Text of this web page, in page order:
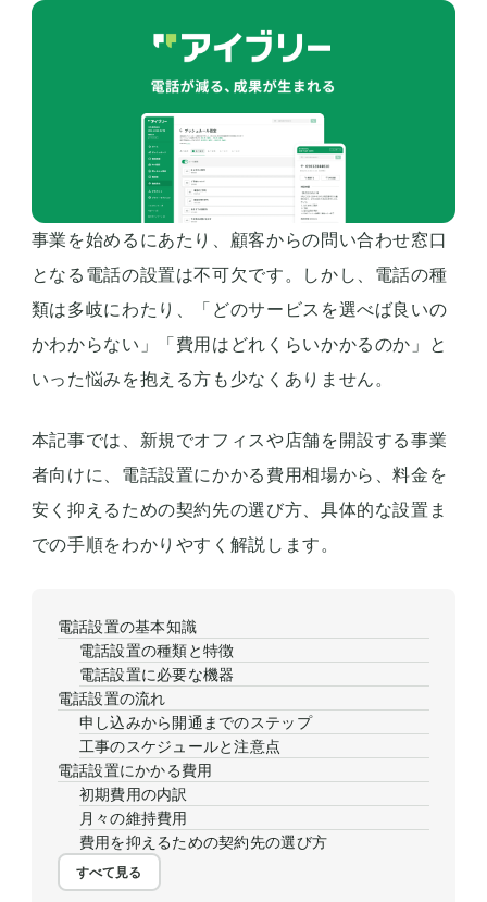
事業を始めるにあたり、顧客からの問い合わせ窓口
となる電話の設置は不可欠です。しかし、電話の種
類は多岐にわたり、「どのサービスを選べば良いの
かわからない」「費用はどれくらいかかるのか」と
いった悩みを抱える方も少なくありません。
本記事では、新規でオフィスや店舗を開設する事業
者向けに、電話設置にかかる費用相場から、料金を
安く抑えるための契約先の選び方、具体的な設置ま
での手順をわかりやすく解説します。
電話設置の基本知識
電話設置の種類と特徴
電話設置に必要な機器
電話設置の流れ
申し込みから開通までのステップ
工事のスケジュールと注意点
電話設置にかかる費用
初期費用の内訳
月々の維持費用
費用を抑えるための契約先の選び方
すべて見る